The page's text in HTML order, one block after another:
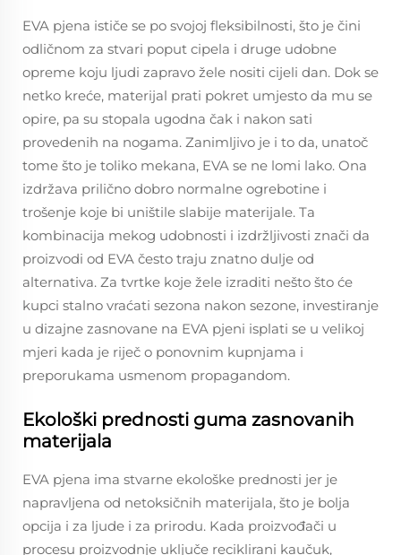
EVA pjena ističe se po svojoj fleksibilnosti, što je čini
odličnom za stvari poput cipela i druge udobne
opreme koju ljudi zapravo žele nositi cijeli dan. Dok se
netko kreće, materijal prati pokret umjesto da mu se
opire, pa su stopala ugodna čak i nakon sati
provedenih na nogama. Zanimljivo je i to da, unatoč
tome što je toliko mekana, EVA se ne lomi lako. Ona
izdržava prilično dobro normalne ogrebotine i
trošenje koje bi uništile slabije materijale. Ta
kombinacija mekog udobnosti i izdržljivosti znači da
proizvodi od EVA često traju znatno dulje od
alternativa. Za tvrtke koje žele izraditi nešto što će
kupci stalno vraćati sezona nakon sezone, investiranje
u dizajne zasnovane na EVA pjeni isplati se u velikoj
mjeri kada je riječ o ponovnim kupnjama i
preporukama usmenom propagandom.
Ekološki prednosti guma zasnovanih
materijala
EVA pjena ima stvarne ekološke prednosti jer je
napravljena od netoksičnih materijala, što je bolja
opcija i za ljude i za prirodu. Kada proizvođači u
procesu proizvodnje uključe reciklirani kaučuk,